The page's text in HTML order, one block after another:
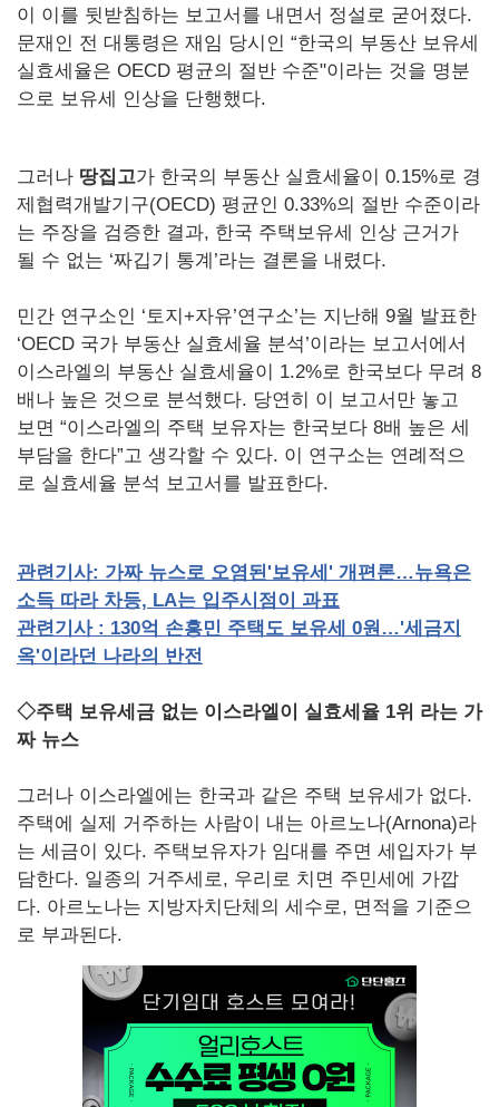
이 이를 뒷받침하는 보고서를 내면서 정설로 굳어졌다.
문재인 전 대통령은 재임 당시인 “한국의 부동산 보유세
실효세율은 OECD 평균의 절반 수준"이라는 것을 명분
으로 보유세 인상을 단행했다.
그러나 땅집고가 한국의 부동산 실효세율이 0.15%로 경
제협력개발기구(OECD) 평균인 0.33%의 절반 수준이라
는 주장을 검증한 결과, 한국 주택보유세 인상 근거가
될 수 없는 ‘짜깁기 통계’라는 결론을 내렸다.
민간 연구소인 ‘토지+자유’연구소’는 지난해 9월 발표한
‘OECD 국가 부동산 실효세율 분석’이라는 보고서에서
이스라엘의 부동산 실효세율이 1.2%로 한국보다 무려 8
배나 높은 것으로 분석했다. 당연히 이 보고서만 놓고
보면 “이스라엘의 주택 보유자는 한국보다 8배 높은 세
부담을 한다”고 생각할 수 있다. 이 연구소는 연례적으
로 실효세율 분석 보고서를 발표한다.
관련기사: 가짜 뉴스로 오염된'보유세' 개편론…뉴욕은
소득 따라 차등, LA는 입주시점이 과표
관련기사 : 130억 손흥민 주택도 보유세 0원…'세금지
옥'이라던 나라의 반전
◇주택 보유세금 없는 이스라엘이 실효세율 1위 라는 가
짜 뉴스
그러나 이스라엘에는 한국과 같은 주택 보유세가 없다.
주택에 실제 거주하는 사람이 내는 아르노나(Arnona)라
는 세금이 있다. 주택보유자가 임대를 주면 세입자가 부
담한다. 일종의 거주세로, 우리로 치면 주민세에 가깝
다. 아르노나는 지방자치단체의 세수로, 면적을 기준으
로 부과된다.